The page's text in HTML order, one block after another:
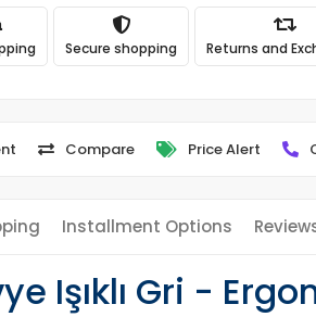
Secure shopping Returns and
Compare Price Alert
Installment Options
Işıklı Gri -